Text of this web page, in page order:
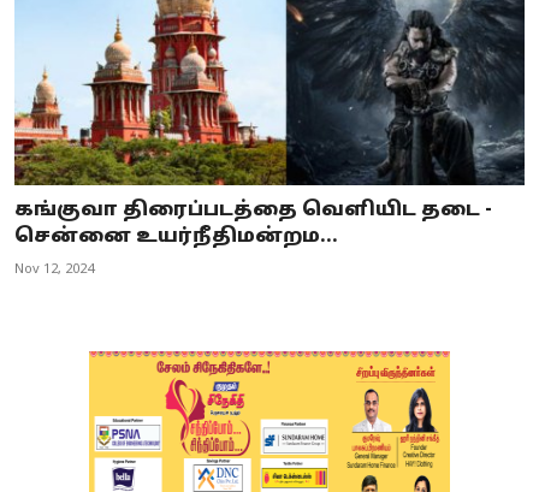
கங்குவா திரைப்படத்தை வெளியிட தடை -
சென்னை உயர்நீதிமன்றம...
Nov 12, 2024